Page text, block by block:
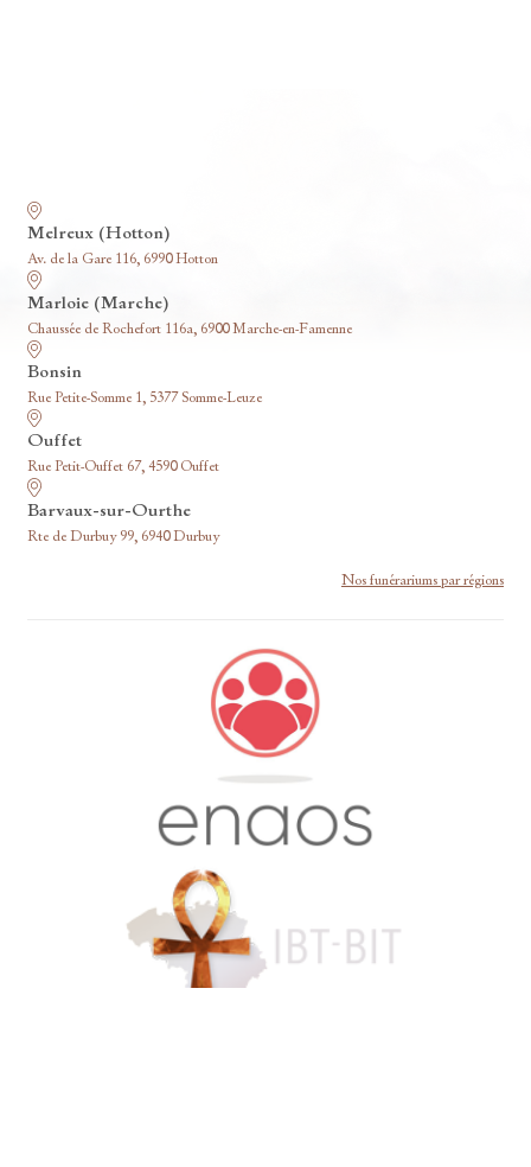
Melreux (Hotton)
Av. de la Gare 116, 6990 Hotton
Marloie (Marche)
Chaussée de Rochefort 116a, 6900 Marche-en-Famenne
Bonsin
Rue Petite-Somme 1, 5377 Somme-Leuze
Ouffet
Rue Petit-Ouffet 67, 4590 Ouffet
Barvaux-sur-Ourthe
Rte de Durbuy 99, 6940 Durbuy
Nos funérariums par régions